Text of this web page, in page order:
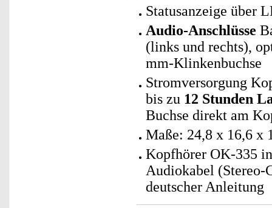
Statusanzeige über
Audio-Anschlüsse
(links und rechts),
mm-Klinkenbuchse
Stromversorgung
bis zu 12 Stunden
Buchse direkt am
Maße: 24,8 x 16,6 x
Kopfhörer OK-335
Audiokabel (Stereo-
deutscher Anleitung